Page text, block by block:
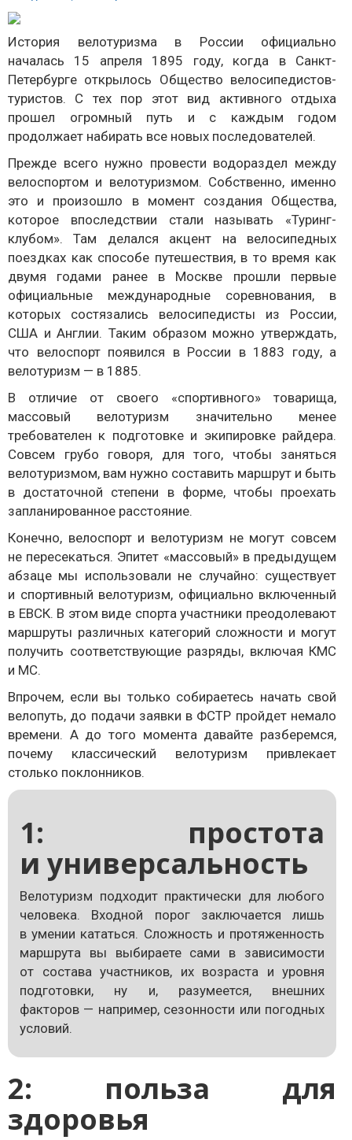
История велотуризма в России официально
началась 15 апреля 1895 году, когда в Санкт-
Петербурге открылось Общество велосипедистов-
туристов. С тех пор этот вид активного отдыха
прошел огромный путь и с каждым годом
продолжает набирать все новых последователей.
Прежде всего нужно провести водораздел между
велоспортом и велотуризмом. Собственно, именно
это и произошло в момент создания Общества,
которое впоследствии стали называть «Туринг-
клубом». Там делался акцент на велосипедных
поездках как способе путешествия, в то время как
двумя годами ранее в Москве прошли первые
официальные международные соревнования, в
которых состязались велосипедисты из России,
США и Англии. Таким образом можно утверждать,
что велоспорт появился в России в 1883 году, а
велотуризм — в 1885.
В отличие от своего «спортивного» товарища,
массовый велотуризм значительно менее
требователен к подготовке и экипировке райдера.
Совсем грубо говоря, для того, чтобы заняться
велотуризмом, вам нужно составить маршрут и быть
в достаточной степени в форме, чтобы проехать
запланированное расстояние.
Конечно, велоспорт и велотуризм не могут совсем
не пересекаться. Эпитет «массовый» в предыдущем
абзаце мы использовали не случайно: существует
и спортивный велотуризм, официально включенный
в ЕВСК. В этом виде спорта участники преодолевают
маршруты различных категорий сложности и могут
получить соответствующие разряды, включая КМС
и МС.
Впрочем, если вы только собираетесь начать свой
велопуть, до подачи заявки в ФСТР пройдет немало
времени. А до того момента давайте разберемся,
почему классический велотуризм привлекает
столько поклонников.
1: простота
и универсальность
Велотуризм подходит практически для любого
человека. Входной порог заключается лишь
в умении кататься. Сложность и протяженность
маршрута вы выбираете сами в зависимости
от состава участников, их возраста и уровня
подготовки, ну и, разумеется, внешних
факторов — например, сезонности или погодных
условий.
2: польза для
здоровья